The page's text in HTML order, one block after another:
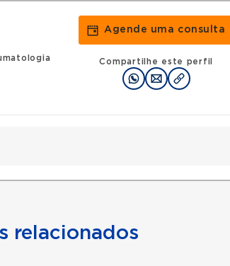
Agende uma consulta
Compartilhe este perfil
relacionados